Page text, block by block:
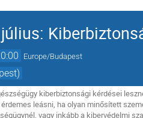
Europe/Budapest
kiberbiztonsági kérdései
leásni, ha olyan minősített
vagy inkább a kibervédelmi